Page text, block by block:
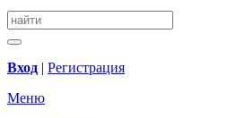
Вход | Регистрация
Меню